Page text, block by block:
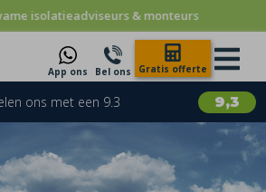
isolatieadviseurs & monteurs
App ons Bel ons Gratis offerte
9,3
ons met een 9.3